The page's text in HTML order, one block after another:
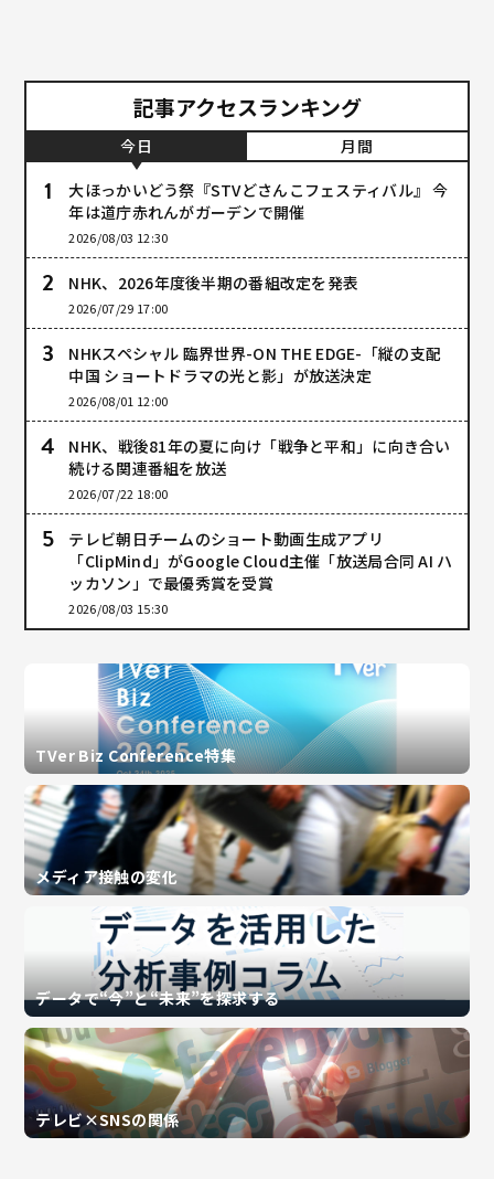
記事アクセスランキング
今日
月間
大ほっかいどう祭『STVどさんこフェスティバル』 今
年は道庁赤れんがガーデンで開催
2026/08/03 12:30
NHK、2026年度後半期の番組改定を発表
2026/07/29 17:00
NHKスペシャル 臨界世界-ON THE EDGE-「縦の支配
中国 ショートドラマの光と影」が放送決定
2026/08/01 12:00
NHK、戦後81年の夏に向け「戦争と平和」に向き合い
続ける関連番組を放送
2026/07/22 18:00
テレビ朝日チームのショート動画生成アプリ
「ClipMind」がGoogle Cloud主催「放送局合同 AI ハ
ッカソン」で最優秀賞を受賞
2026/08/03 15:30
TVer Biz Conference特集
メディア接触の変化
データで“今”と“未来”を探求する
テレビ×SNSの関係